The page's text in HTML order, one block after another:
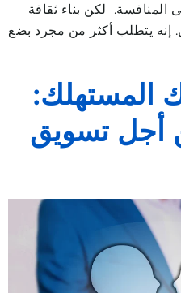
المنافسة. لكن بناء ثقافة
إنه يتطلب أكثر من مجرد بضع
المستهلك:
أجل تسويق